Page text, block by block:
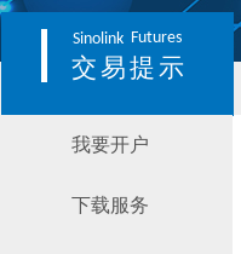
Sinolink Futures
交易提示
我要开户
下载服务